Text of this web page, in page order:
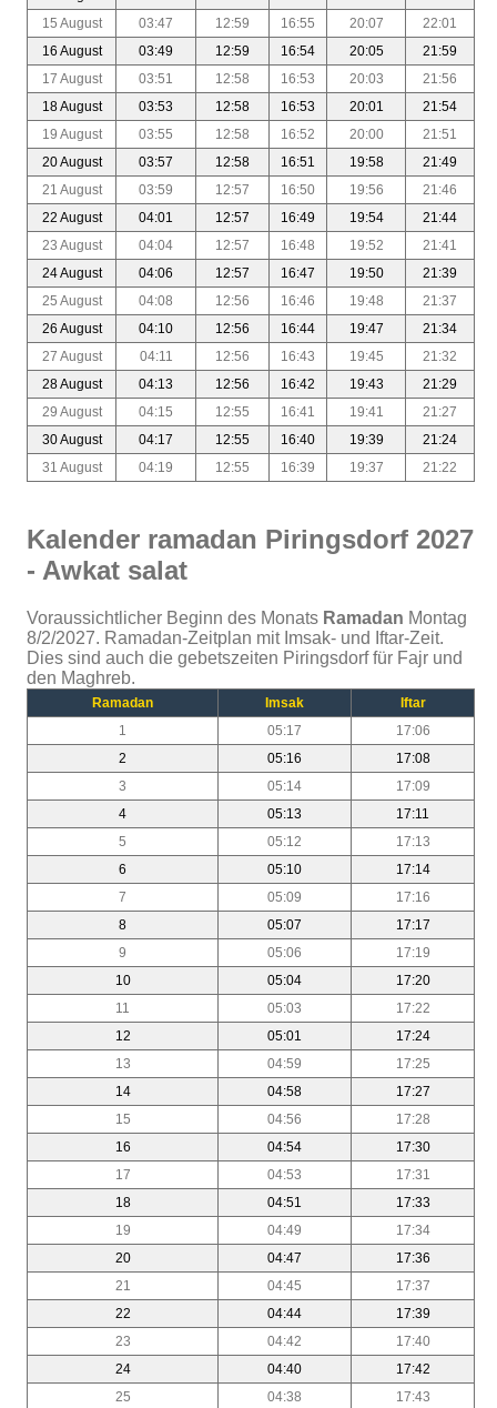
15 August
03:47 12:59 16:55 20:07
22:01
16 August
03:49 12:59 16:54 20:05
21:59
17 August
03:51 12:58 16:53 20:03
21:56
18 August
03:53 12:58 16:53 20:01
21:54
19 August
03:55 12:58 16:52 20:00
21:51
20 August
03:57 12:58 16:51 19:58
21:49
21 August
03:59 12:57 16:50 19:56
21:46
22 August
04:01 12:57 16:49 19:54
21:44
23 August
04:04 12:57 16:48 19:52
21:41
24 August
04:06 12:57 16:47 19:50
21:39
25 August
04:08 12:56 16:46 19:48
21:37
26 August
04:10 12:56 16:44 19:47
21:34
27 August
04:11 12:56 16:43 19:45
21:32
28 August
04:13 12:56 16:42 19:43
21:29
29 August
04:15 12:55 16:41 19:41
21:27
30 August
04:17 12:55 16:40 19:39
21:24
31 August
04:19 12:55 16:39 19:37 21:22
Kalender ramadan Piringsdorf 2027
- Awkat salat
Voraussichtlicher Beginn des Monats Ramadan Montag
8/2/2027. Ramadan-Zeitplan mit Imsak- und Iftar-Zeit.
Dies sind auch die gebetszeiten Piringsdorf für Fajr und
den Maghreb.
Ramadan Imsak
Iftar
1
05:17
17:06
2
05:16
17:08
3
05:14
17:09
4
05:13
17:11
5
05:12
17:13
6
05:10
17:14
7
05:09
17:16
8
05:07
17:17
9
05:06
17:19
10
05:04
17:20
11
05:03
17:22
12
05:01
17:24
13
04:59
17:25
14
04:58
17:27
15
04:56
17:28
16
04:54
17:30
17
04:53
17:31
18
04:51
17:33
19
04:49
17:34
20
04:47
17:36
21
04:45
17:37
22
04:44
17:39
23
04:42
17:40
24
04:40
17:42
25
04:38
17:43